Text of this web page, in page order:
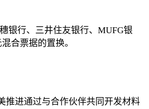
银行、三井住友银行、MUFG银
合票据的置换。
推进通过与合作伙伴共同开发材料